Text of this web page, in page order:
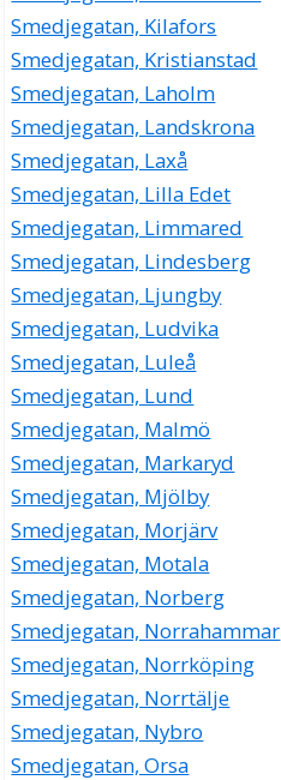
Smedjegatan, Kilafors
Smedjegatan, Kristianstad
Smedjegatan, Laholm
Smedjegatan, Landskrona
Smedjegatan, Laxå
Smedjegatan, Lilla Edet
Smedjegatan, Limmared
Smedjegatan, Lindesberg
Smedjegatan, Ljungby
Smedjegatan, Ludvika
Smedjegatan, Luleå
Smedjegatan, Lund
Smedjegatan, Malmö
Smedjegatan, Markaryd
Smedjegatan, Mjölby
Smedjegatan, Morjärv
Smedjegatan, Motala
Smedjegatan, Norberg
Smedjegatan, Norrahammar
Smedjegatan, Norrköping
Smedjegatan, Norrtälje
Smedjegatan, Nybro
Smedjegatan, Orsa